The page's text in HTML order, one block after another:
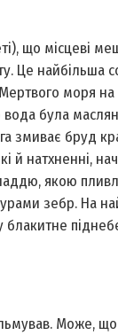
що місцеві
Це найбільша
моря
була
змиває бруд
й натхненні,
якою
зебр. На
блакитне
Може,